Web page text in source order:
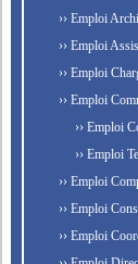
›› Emploi
›› Emploi
›› Emploi
›› Emploi
›› Emploi
›› Emploi
›› Emploi
›› Emploi
›› Emploi